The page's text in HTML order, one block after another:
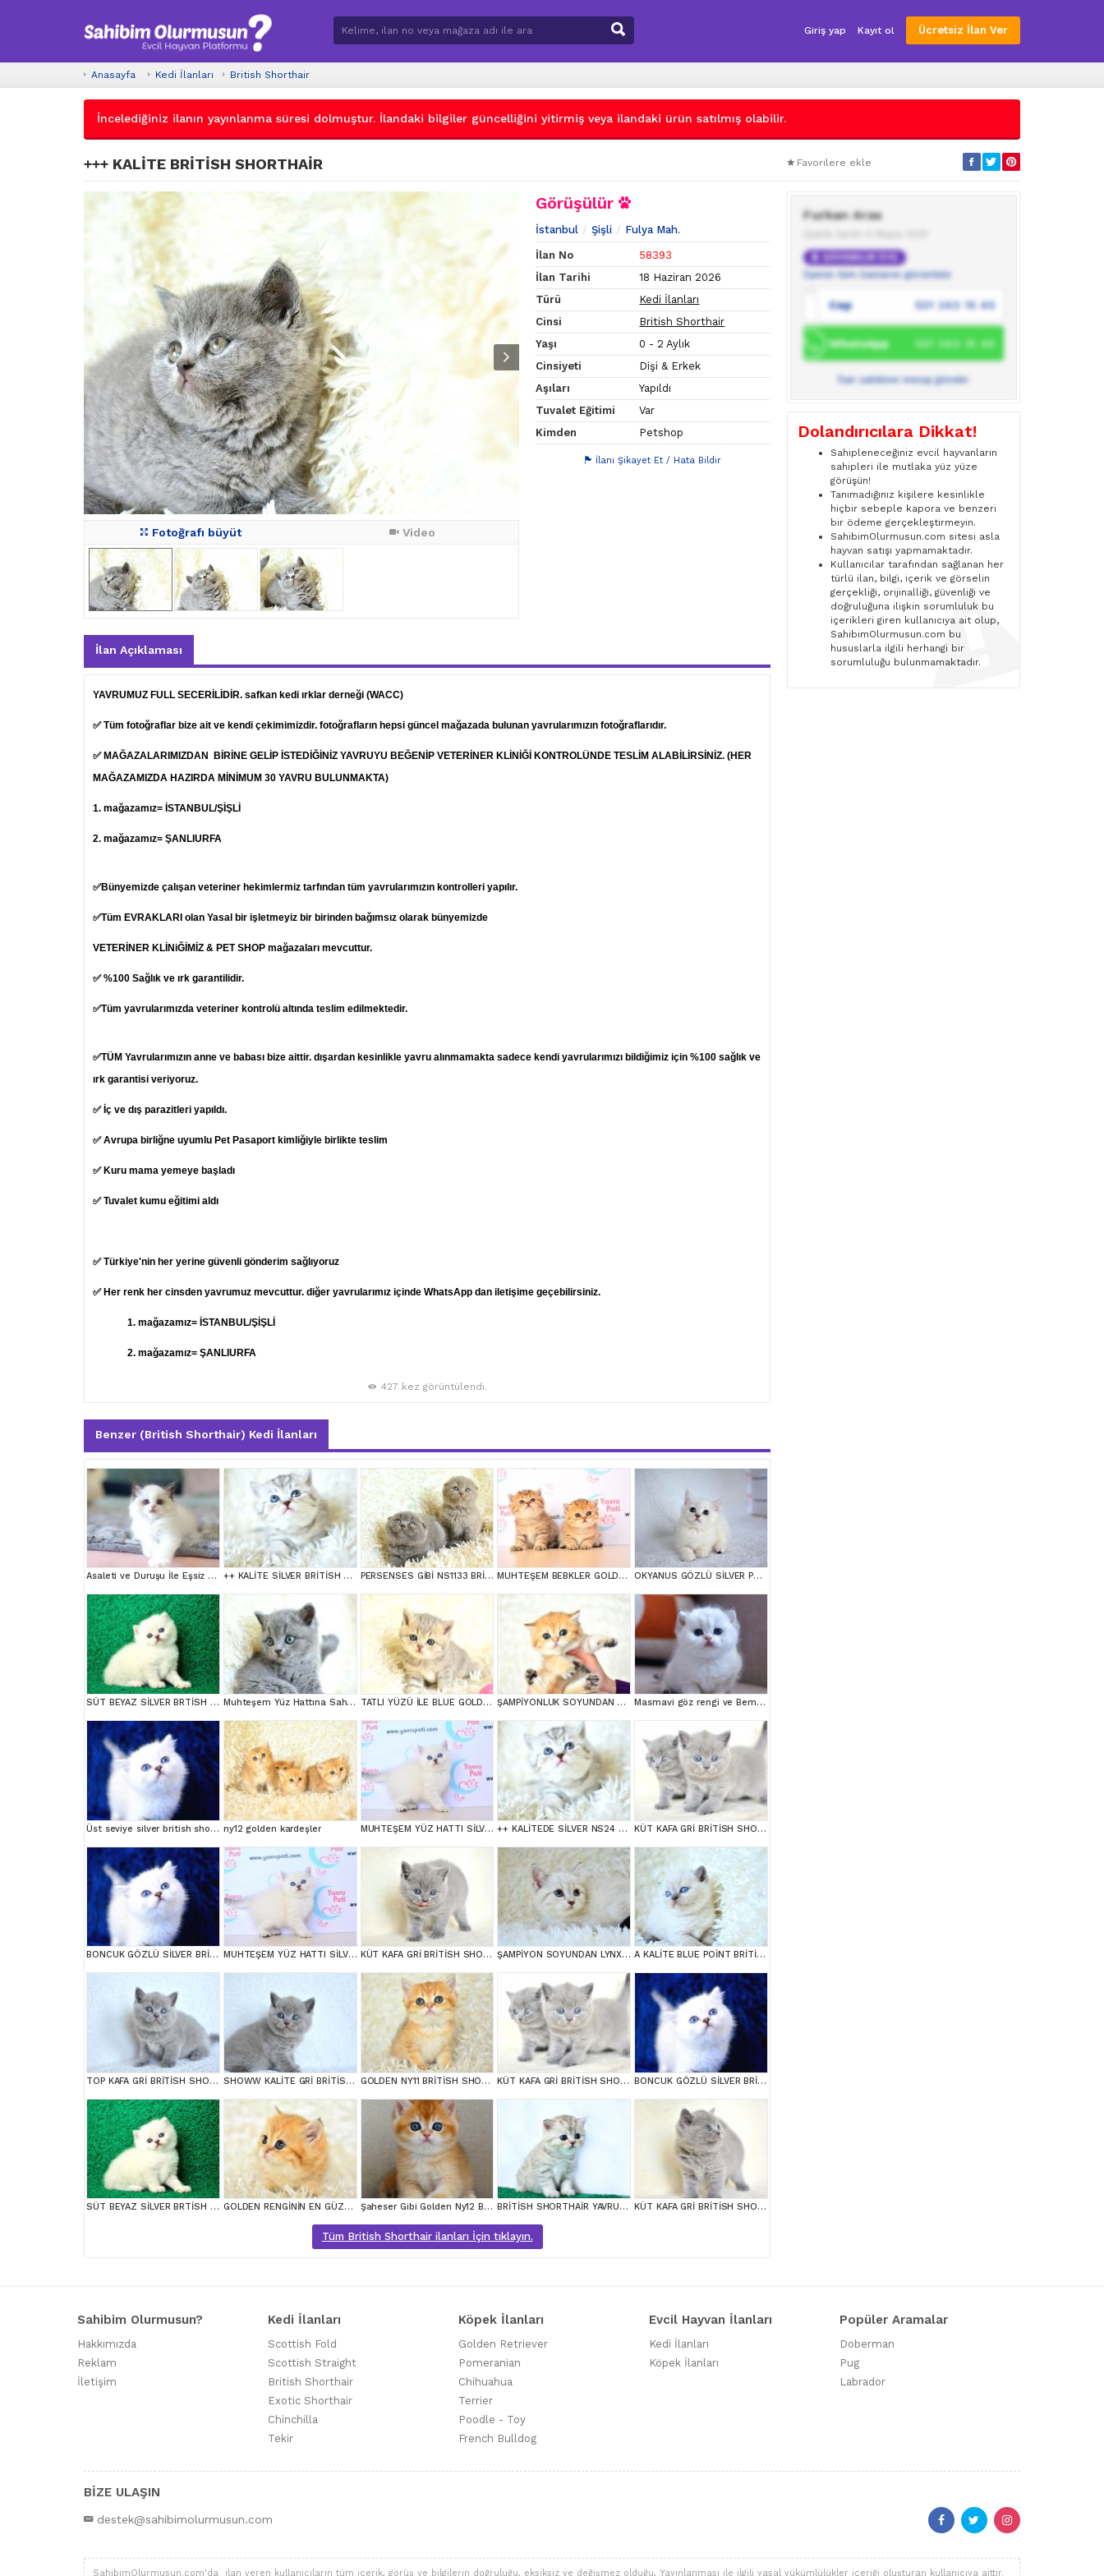
Giriş yap Kayıt ol Ücretsiz İlan Ver
Anasayfa Kedi İlanları British Shorthair
İncelediğiniz ilanın yayınlanma süresi dolmuştur. İlandaki bilgiler güncelliğini yitirmiş veya ilandaki ürün satılmış olabilir.
+++ KALİTE BRİTİSH SHORTHAİR Favorilere ekle
Fotoğrafı büyüt Video
Görüşülür
İstanbul Şişli Fulya Mah.
İlan No
58393
İlan Tarihi
18 Haziran 2026
Türü
Kedi İlanları
Cinsi
British Shorthair
Yaşı
0 - 2 Aylık
Cinsiyeti
Dişi & Erkek
Aşıları
Yapıldı
Tuvalet Eğitimi
Var
Kimden
Petshop
İlanı Şikayet Et / Hata Bildir
İlan Açıklaması
YAVRUMUZ FULL SECERİLİDİR. safkan kedi ırklar derneği (WACC)
✅ Tüm fotoğraflar bize ait ve kendi çekimimizdir. fotoğrafların hepsi güncel mağazada bulunan yavrularımızın fotoğraflarıdır.
✅ MAĞAZALARIMIZDAN BİRİNE GELİP İSTEDİĞİNİZ YAVRUYU BEĞENİP VETERİNER KLİNİĞİ KONTROLÜNDE TESLİM ALABİLİRSİNİZ. (HER
MAĞAZAMIZDA HAZIRDA MİNİMUM 30 YAVRU BULUNMAKTA)
1. mağazamız= İSTANBUL/ŞİŞLİ
2. mağazamız= ŞANLIURFA
✅Bünyemizde çalışan veteriner hekimlermiz tarfından tüm yavrularımızın kontrolleri yapılır.
✅Tüm EVRAKLARI olan Yasal bir işletmeyiz bir birinden bağımsız olarak bünyemizde
VETERİNER KLİNiĞİMİZ & PET SHOP mağazaları mevcuttur.
✅ %100 Sağlık ve ırk garantilidir.
✅Tüm yavrularımızda veteriner kontrolü altında teslim edilmektedir.
✅TÜM Yavrularımızın anne ve babası bize aittir. dışardan kesinlikle yavru alınmamakta sadece kendi yavrularımızı bildiğimiz için %100 sağlık ve
ırk garantisi veriyoruz.
✅ İç ve dış parazitleri yapıldı.
✅ Avrupa birliğne uyumlu Pet Pasaport kimliğiyle birlikte teslim
✅ Kuru mama yemeye başladı
✅ Tuvalet kumu eğitimi aldı
✅ Türkiye'nin her yerine güvenli gönderim sağlıyoruz
✅ Her renk her cinsden yavrumuz mevcuttur. diğer yavrularımız içinde WhatsApp dan iletişime geçebilirsiniz.
1. mağazamız= İSTANBUL/ŞİŞLİ
2. mağazamız= ŞANLIURFA
427 kez görüntülendi.
Benzer (British Shorthair) Kedi İlanları
Asaleti ve Duruşu İle Eşsiz Güzellikte Ragdoll ++ KALİTE SİLVER BRİTİSH SHORTHAİR PERSENSES GİBİ NS1133 BRİTİSH SHORTHAİR YAVRUMUZ MUHTEŞEM BEBKLER GOLDEN BRİTİSH SHORTHAİR OKYANUS GÖZLÜ SİLVER POİNT BRİTİSH SHORTHAİR YAVRUMUZ
SÜT BEYAZ SİLVER BRTİSH SHORTHAİR NS1133 Muhteşem Yüz Hattına Sahip gri british shorthair TATLI YÜZÜ İLE BLUE GOLDEN BRİTİSH SHORTHAİR ŞAMPİYONLUK SOYUNDAN NY11 GOLDEN BRİTİSH SHORTHAİR Masmavi göz rengi ve Bem beyaz tüyleri ile Silver British Shortair
Üst seviye silver british shorthair yavrumuz ns1133 ny12 golden kardeşler MUHTEŞEM YÜZ HATTI SİLVER BRİTİSH SHORTHAİR NS1133 ++ KALİTEDE SİLVER NS24 BRİTİSH SHORTHAİR KÜT KAFA GRİ BRİTİSH SHORTHAİR YAVRULARIMIZ
BONCUK GÖZLÜ SİLVER BRİTİSH SHORTHAİR NS1133 MUHTEŞEM YÜZ HATTI SİLVER BRİTİSH SHORTHAİRNS1133 KÜT KAFA GRİ BRİTİSH SHORTHAİR ŞAMPİYON SOYUNDAN LYNX BRİTİSH SHORTHAİR A KALİTE BLUE POİNT BRİTİSH SHORTHAİR
TOP KAFA GRİ BRİTİSH SHORTHAİR YAVRUMUZ SHOWW KALİTE GRİ BRİTİSH SHORTHAİR YAVRUMUZ GOLDEN NY11 BRİTİSH SHORTHAİR YAVRUMUZ KÜT KAFA GRİ BRİTİSH SHORTHAİR YAVRULARIMIZ BONCUK GÖZLÜ SİLVER BRİTİSH SHORTHAİR NS1133
SÜT BEYAZ SİLVER BRTİSH SHORTHAİR NS1133 GOLDEN RENGİNİN EN GÜZEL TONU NY11 BRİTİSH SHORTHAİR Şaheser Gibi Golden Ny12 British Shorthair BRİTİSH SHORTHAİR YAVRUMUZ KÜT KAFA GRİ BRİTİSH SHORTHAİR
Tüm British Shorthair ilanları İçin tıklayın.
Furkan Aras
GÜVENİLİR ÜYE
Üyenin tüm ilanlarını görüntüle
Cep 531 243 15 45
WhatsApp 531 243 15 45
İlan sahibine mesaj gönder
Dolandırıcılara Dikkat!
Sahipleneceğiniz evcil hayvanların
sahipleri ile mutlaka yüz yüze
görüşün!
Tanımadığınız kişilere kesinlikle
hiçbir sebeple kapora ve benzeri
bir ödeme gerçekleştirmeyin.
SahibimOlurmusun.com sitesi asla
hayvan satışı yapmamaktadır.
Kullanıcılar tarafından sağlanan her
türlü ilan, bilgi, içerik ve görselin
gerçekliği, orijinalliği, güvenliği ve
doğruluğuna ilişkin sorumluluk bu
içerikleri giren kullanıcıya ait olup,
SahibimOlurmusun.com bu
hususlarla ilgili herhangi bir
sorumluluğu bulunmamaktadır.
Sahibim Olurmusun?
Hakkımızda
Reklam
İletişim
Kedi İlanları
Scottish Fold
Scottish Straight
British Shorthair
Exotic Shorthair
Chinchilla
Tekir
Köpek İlanları
Golden Retriever
Pomeranian
Chihuahua
Terrier
Poodle - Toy
French Bulldog
Evcil Hayvan İlanları
Kedi İlanları
Köpek İlanları
Popüler Aramalar
Doberman
Pug
Labrador
BİZE ULAŞIN
destek@sahibimolurmusun.com
SahibimOlurmusun.com'da ilan veren kullanıcıların tüm içerik, görüş ve bilgilerin doğruluğu, eksiksiz ve değişmez olduğu, Yayınlanması ile ilgili yasal yükümlülükler içeriği oluşturan kullanıcıya aittir.